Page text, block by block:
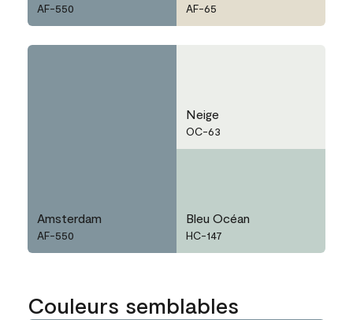
AF-550 AF-65
Amsterdam
AF-550
Neige
OC-63
Bleu Océan
HC-147
Couleurs semblables